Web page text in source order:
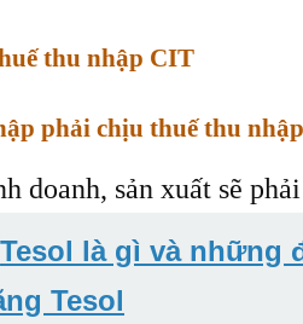
thu nhập CIT
phải chịu thuế thu
doanh, sản xuất sẽ
Tesol là gì và những
Tesol